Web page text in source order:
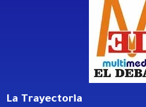
La Trayectoria